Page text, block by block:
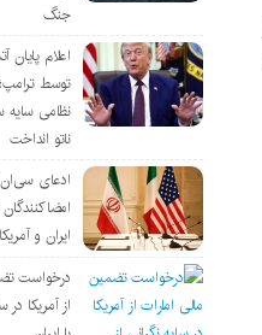
جنگ
اعلام پایان
توسط
نظامی
ناتو انداخت
ادعای
ایران و آمریکا
درخواست
از آمریکا